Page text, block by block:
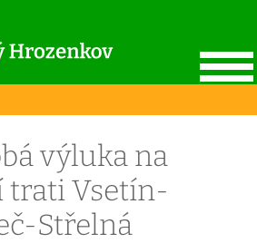
výluka na
trati Vsetín-
Střelná